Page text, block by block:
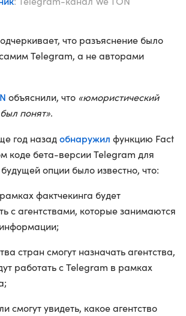
что разъяснение было
Telegram, а не авторами
объяснили, что «юмористический
понят».
год назадобнаружил функцию Fact
коде бета-версии Telegram для
опции было известно, что:
фактчекинга будет
с агентствами, которые занимаются
стран смогут назначать агентства,
работать с Telegram в рамках
смогут увидеть, какое агентство